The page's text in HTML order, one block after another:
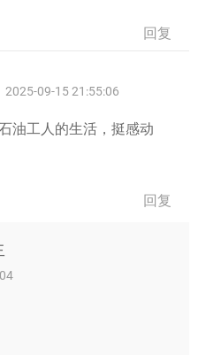
回复
09-15 21:55:06
油工人的生活，挺感动
回复